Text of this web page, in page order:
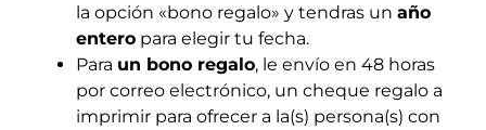
la opción «bono regalo» y tendras un año
entero para elegir tu fecha.
Para un bono regalo, le envío en 48 horas
por correo electrónico, un cheque regalo a
imprimir para ofrecer a la(s) persona(s) con